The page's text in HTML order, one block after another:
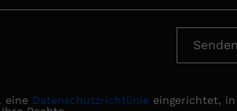
eine Datenschutzrichtlinie eingerichtet,